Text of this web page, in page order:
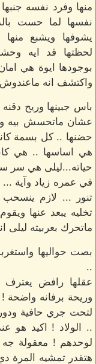
منها وفرد نفسه
نفسها لما حست
يشوفها ويشبع
لحظتها قد ايه
بوجودها ايوة هي
واكتشف انه ماعندوش
باس جبينها وريح
عشان ماتحسش بيه
حضنها .. كل بسمة
هي اساسها .. هي
حياته...ليلى هي سر
في عمره زياد وآية
تنور ... لازم
تخليه يبعد عنها
ماتحرك بعربيته
بصت حواليها
..
عقلها رافض
وريحة برفانه
لتحت جري حافية
.. الولاد ! اكيد هو
لوحدهم ! معقولة
هتقدر تمشيه المرة